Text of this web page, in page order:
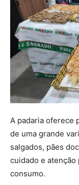
A padaria oferece
de uma grande
salgados, pães
cuidado e
consumo.